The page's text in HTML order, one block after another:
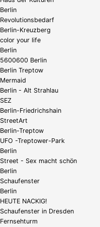
Berlin
Revolutionsbedarf
Berlin-Kreuzberg
color your life
Berlin
5600600 Berlin
Berlin Treptow
Mermaid
Berlin - Alt Strahlau
SEZ
Berlin-Friedrichshain
StreetArt
Berlin-Treptow
UFO -Treptower-Park
Berlin
Street - Sex macht schön
Berlin
Schaufenster
Berlin
HEUTE NACKIG!
Schaufenster in Dresden
Fernsehturm